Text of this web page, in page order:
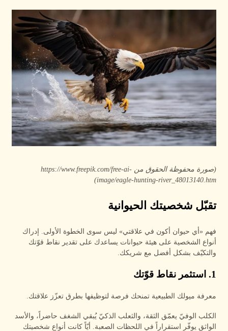
(صورة محفوظة الحقوق من https://www.freepik.com/free-ai-
image/eagle-hunting-river_48013140.htm)
تقبّل شخصيتك الحيوانية
فهم «أي حيوان أكون في علاقتي» ليس سوى الخطوة الأولى. إدراك
أنواع الشخصية على هيئة حيوانات يساعدك على تقدير نقاط قوّتك
والتكيّف بشكل أفضل مع شريكك.
1. استثمر نقاط قوّتك
معرفة ميولك الطبيعية تمنحك فرصة لتوظيفها بطرق تعزّز علاقتك.
الكلب الوفيّ يعمّق الثقة، والثعلب الذكيّ يُبقي الشغف حاضراً، والأسد
الواثق يوفّر استقراراً في اللحظات الصعبة. أيّاً كانت أنواع شخصيتك